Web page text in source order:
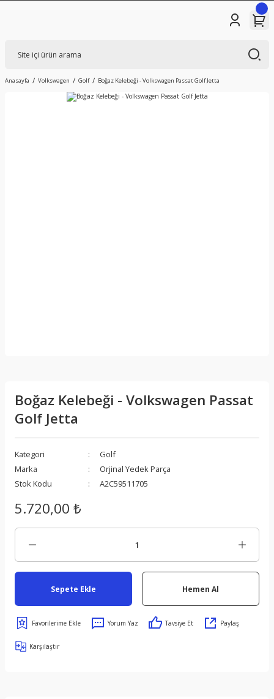
Anasayfa Volkswagen Golf Boğaz Kelebeği - Volkswagen Passat Golf Jetta
Boğaz Kelebeği - Volkswagen Passat
Golf Jetta
Kategori
Golf
Marka
Orjinal Yedek Parça
Stok Kodu
A2C59511705
5.720,00 ₺
Sepete Ekle Hemen Al
Yorum Yaz Tavsiye Et Paylaş
Karşılaştır